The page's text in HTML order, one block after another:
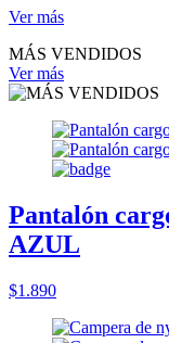
Ver más
MÁS VENDIDOS
Ver más
Pantalón
AZUL
$1.890